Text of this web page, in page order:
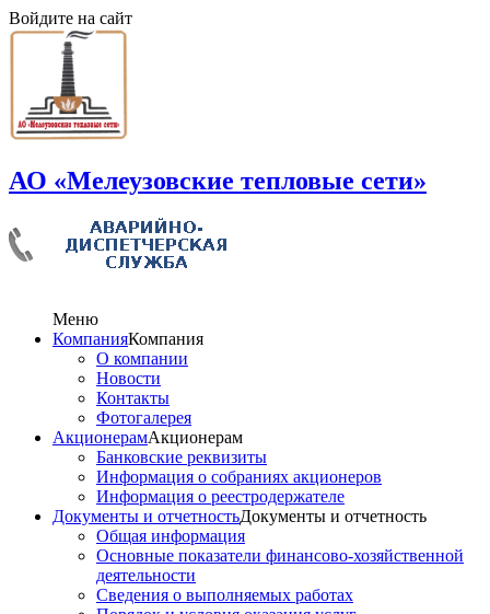
Войдите на сайт
АО «Мелеузовские тепловые сети»
Меню
КомпанияКомпания
О компании
Новости
Контакты
Фотогалерея
АкционерамАкционерам
Банковские реквизиты
Информация о собраниях акционеров
Информация о реестродержателе
Документы и отчетностьДокументы и отчетность
Общая информация
Основные показатели финансово-хозяйственной
деятельности
Сведения о выполняемых работах